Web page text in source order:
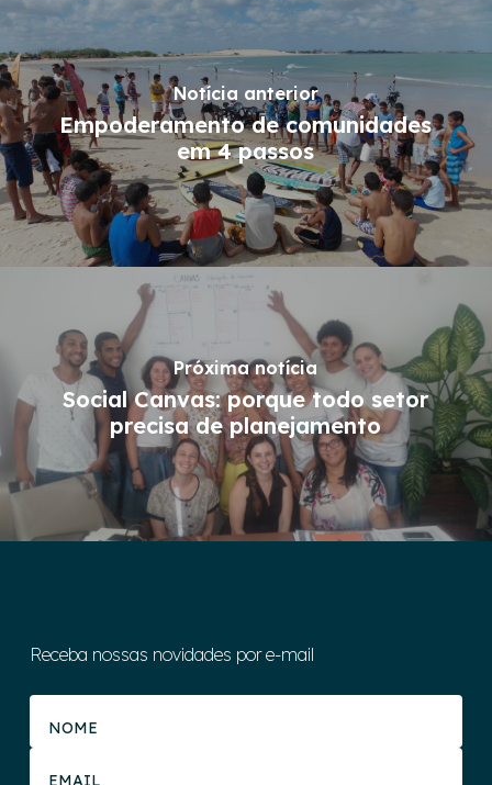
Notícia anterior
Empoderamento de comunidades
em 4 passos
Próxima notícia
Social Canvas: porque todo setor
precisa de planejamento
Receba nossas novidades por e-mail